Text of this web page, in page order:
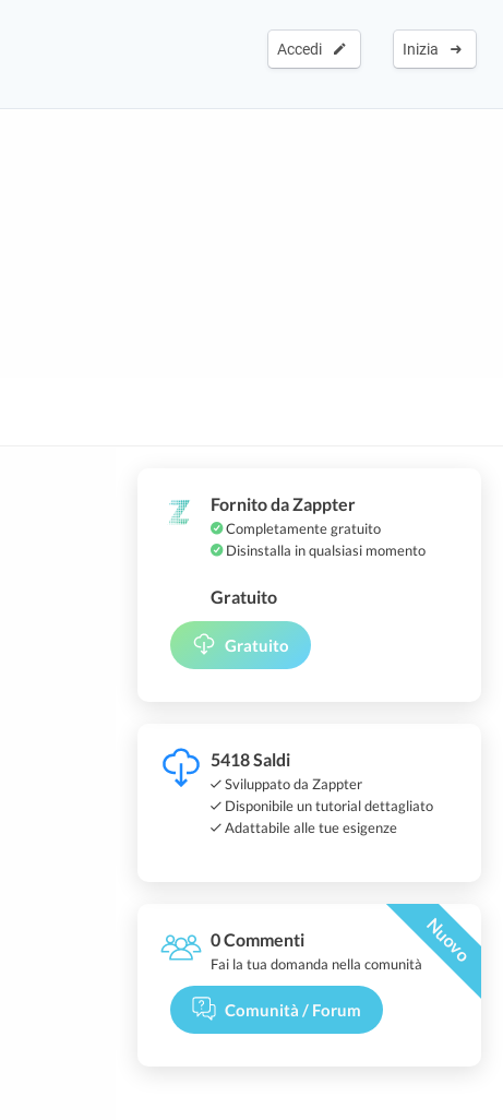
Inizia
Accedi
Fornito da Zappter
Completamente gratuito
Disinstalla in qualsiasi momento
Gratuito
Gratuito
5418 Saldi
Sviluppato da Zappter
Disponibile un tutorial dettagliato
Adattabile alle tue esigenze
0 Commenti Nuovo
Fai la tua domanda nella comunità
Comunità / Forum